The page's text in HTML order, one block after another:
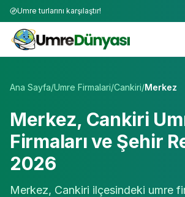
Umre turlarını karşılaştır!
Ana Sayfa/Umre Firmalari/Cankiri/Merkez
Merkez, Cankiri
Firmaları ve Şehir
2026
Merkez, Cankiri ilçesindeki umre